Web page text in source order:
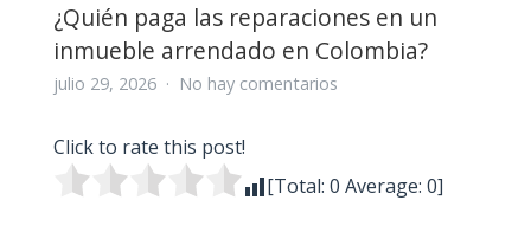
¿Quién paga las reparaciones en un
inmueble arrendado en Colombia?
julio 29, 2026 No hay comentariosen
reparaciones
Click to rate this post!
[Total: 0 Average: 0]